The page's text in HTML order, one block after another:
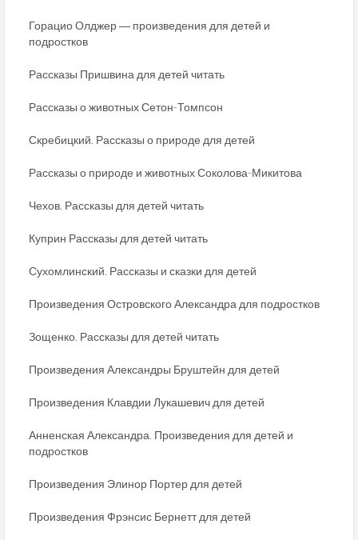
Горацио Олджер ― произведения для детей и
подростков
Рассказы Пришвина для детей читать
Рассказы о животных Сетон-Томпсон
Скребицкий. Рассказы о природе для детей
Рассказы о природе и животных Соколова-Микитова
Чехов. Рассказы для детей читать
Куприн Рассказы для детей читать
Сухомлинский. Рассказы и сказки для детей
Произведения Островского Александра для подростков
Зощенко. Рассказы для детей читать
Произведения Александры Бруштейн для детей
Произведения Клавдии Лукашевич для детей
Анненская Александра. Произведения для детей и
подростков
Произведения Элинор Портер для детей
Произведения Фрэнсис Бернетт для детей